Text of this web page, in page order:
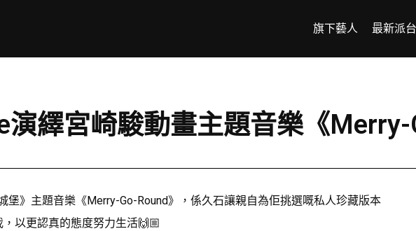
旗下藝人 最新派台
繹宮崎駿動畫主題音樂《Merry-
堡》主題音樂《Merry-Go-Round》，係久石讓親自為佢挑選嘅私人珍藏版本
以更認真的態度努力生活🙌🏼